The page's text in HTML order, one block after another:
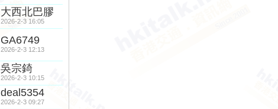
大西北巴膠
2026-2-3 16:05
GA6749
2026-2-3 12:13
吳宗錡
2026-2-3 10:15
deal5354
2026-2-3 09:27